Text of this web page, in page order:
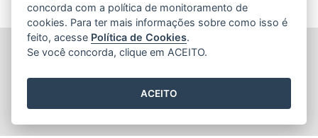
INSTITUTO ESTADUAL DE MEIO AMBIENTE (IEMA)
CEP: 29140-130 - Cariacica / ES
Tel.: (27) 3300-1360 / (27) 99299-8894 (Whatsapp)
E-mail:atendimento@iema.es.gov.br
concorda com a política de monitoramento de
cookies. Para ter mais informações sobre como isso é
feito, acesse Política de Cookies.
Se você concorda, clique em ACEITO.
ACEITO